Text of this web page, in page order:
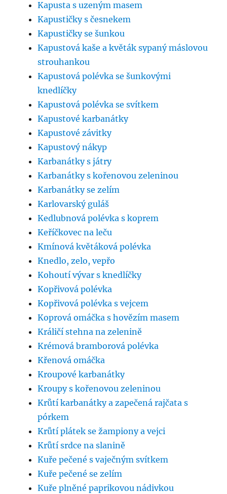
Kapusta s uzeným masem
Kapustičky s česnekem
Kapustičky se šunkou
Kapustová kaše a květák sypaný máslovou
strouhankou
Kapustová polévka se šunkovými
knedlíčky
Kapustová polévka se svítkem
Kapustové karbanátky
Kapustové závitky
Kapustový nákyp
Karbanátky s játry
Karbanátky s kořenovou zeleninou
Karbanátky se zelím
Karlovarský guláš
Kedlubnová polévka s koprem
Keříčkovec na leču
Kmínová květáková polévka
Knedlo, zelo, vepřo
Kohoutí vývar s knedlíčky
Kopřivová polévka
Kopřivová polévka s vejcem
Koprová omáčka s hovězím masem
Králičí stehna na zelenině
Krémová bramborová polévka
Křenová omáčka
Kroupové karbanátky
Kroupy s kořenovou zeleninou
Krůtí karbanátky a zapečená rajčata s
pórkem
Krůtí plátek se žampiony a vejci
Krůtí srdce na slanině
Kuře pečené s vaječným svítkem
Kuře pečené se zelím
Kuře plněné paprikovou nádivkou